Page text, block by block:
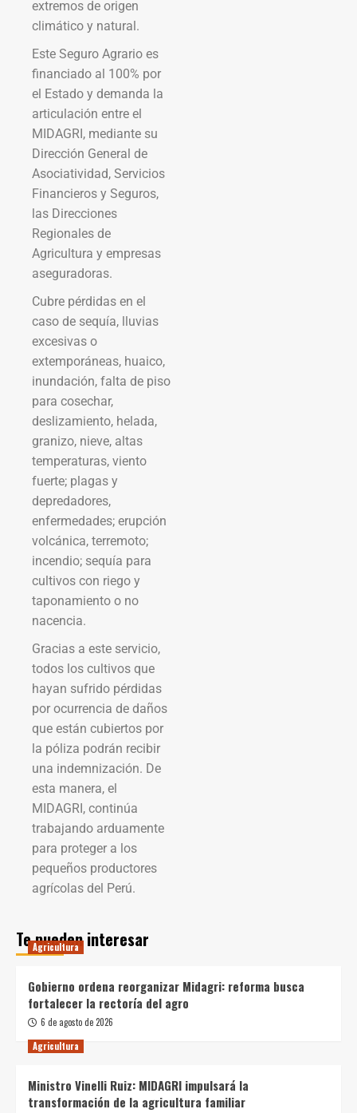
extremos de origen
climático y natural.
Este Seguro Agrario es
financiado al 100% por
el Estado y demanda la
articulación entre el
MIDAGRI, mediante su
Dirección General de
Asociatividad, Servicios
Financieros y Seguros,
las Direcciones
Regionales de
Agricultura y empresas
aseguradoras.
Cubre pérdidas en el
caso de sequía, lluvias
excesivas o
extemporáneas, huaico,
inundación, falta de piso
para cosechar,
deslizamiento, helada,
granizo, nieve, altas
temperaturas, viento
fuerte; plagas y
depredadores,
enfermedades; erupción
volcánica, terremoto;
incendio; sequía para
cultivos con riego y
taponamiento o no
nacencia.
Gracias a este servicio,
todos los cultivos que
hayan sufrido pérdidas
por ocurrencia de daños
que están cubiertos por
la póliza podrán recibir
una indemnización. De
esta manera, el
MIDAGRI, continúa
trabajando arduamente
para proteger a los
pequeños productores
agrícolas del Perú.
Te pueden interesar
Agricultura
Gobierno ordena reorganizar Midagri: reforma busca
fortalecer la rectoría del agro
6 de agosto de 2026
Agricultura
Ministro Vinelli Ruiz: MIDAGRI impulsará la
transformación de la agricultura familiar